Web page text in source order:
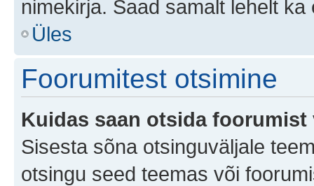
nimekirja. Saad samalt lehelt ka
Üles
Foorumitest otsimine
Kuidas saan otsida
Sisesta sõna otsinguväljale
otsingu seed teemas või